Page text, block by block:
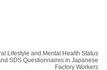
Lifestyle and Mental Health Status
SDS Questionnaires in Japanese
Factory Workers